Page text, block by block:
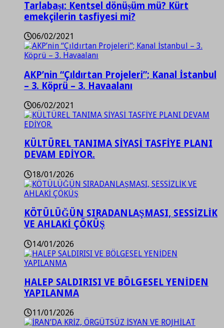
Tarlabaşı: Kentsel dönüşüm mü? Kürt
emekçilerin tasfiyesi mi?
06/02/2021
AKP’nin “Çıldırtan Projeleri”; Kanal İstanbul
– 3. Köprü – 3. Havaalanı
06/02/2021
KÜLTÜREL TANIMA SİYASİ TASFİYE PLANI
DEVAM EDİYOR.
18/01/2026
KÖTÜLÜĞÜN SIRADANLAŞMASI, SESSİZLİK
VE AHLAKİ ÇÖKÜŞ
14/01/2026
HALEP SALDIRISI VE BÖLGESEL YENİDEN
YAPILANMA
11/01/2026